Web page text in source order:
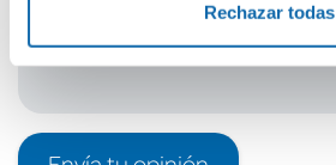
Rechazar todas